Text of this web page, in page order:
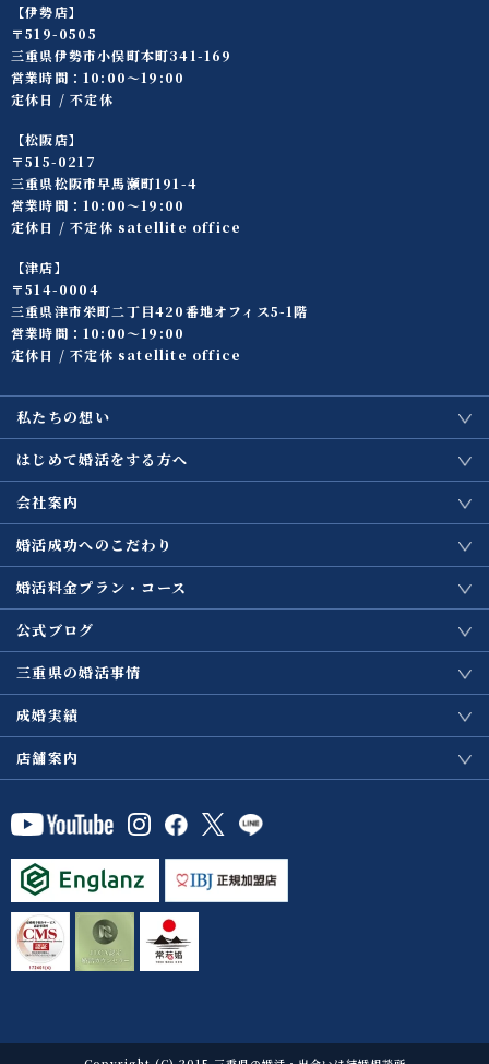
【伊勢店】
〒519-0505
三重県伊勢市小俣町本町341-169
営業時間：10:00〜19:00
定休日 / 不定休
【松阪店】
〒515-0217
三重県松阪市早馬瀬町191-4
営業時間：10:00〜19:00
定休日 / 不定休 satellite office
【津店】
〒514-0004
三重県津市栄町二丁目420番地オフィス5-1階
営業時間：10:00〜19:00
定休日 / 不定休 satellite office
私たちの想い
はじめて婚活をする方へ
会社案内
婚活成功へのこだわり
婚活料金プラン・コース
公式ブログ
三重県の婚活事情
成婚実績
店舗案内